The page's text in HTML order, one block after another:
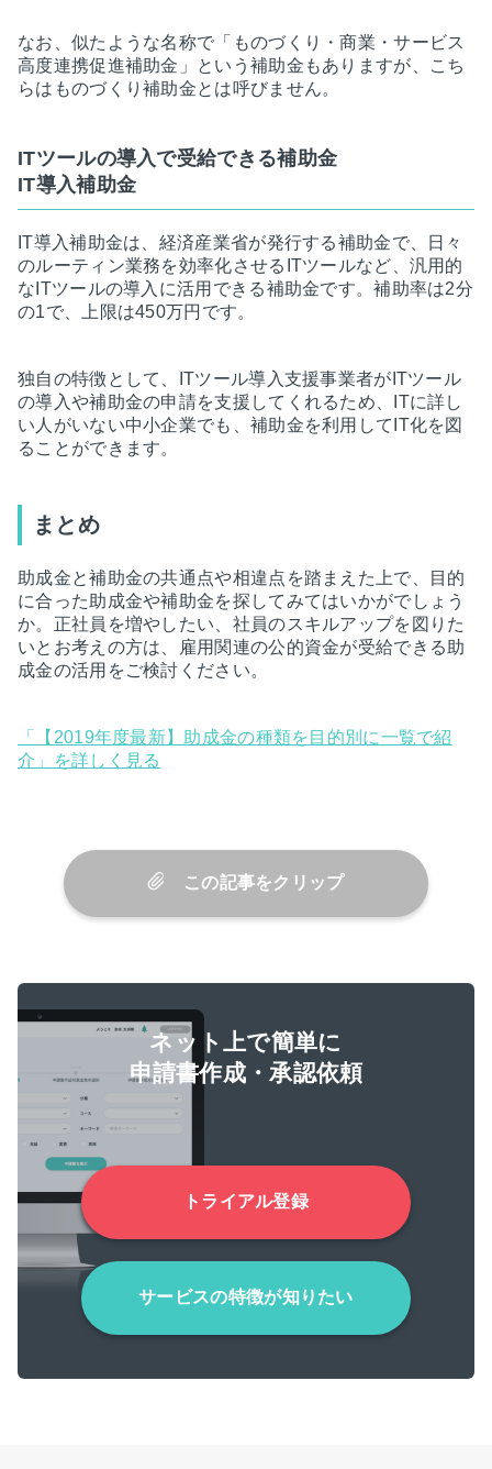
なお、似たような名称で「ものづくり・商業・サービス
高度連携促進補助金」という補助金もありますが、こち
らはものづくり補助金とは呼びません。
ITツールの導入で受給できる補助金
IT導入補助金
IT導入補助金は、経済産業省が発行する補助金で、日々
のルーティン業務を効率化させるITツールなど、汎用的
なITツールの導入に活用できる補助金です。補助率は2分
の1で、上限は450万円です。
独自の特徴として、ITツール導入支援事業者がITツール
の導入や補助金の申請を支援してくれるため、ITに詳し
い人がいない中小企業でも、補助金を利用してIT化を図
ることができます。
まとめ
助成金と補助金の共通点や相違点を踏まえた上で、目的
に合った助成金や補助金を探してみてはいかがでしょう
か。正社員を増やしたい、社員のスキルアップを図りた
いとお考えの方は、雇用関連の公的資金が受給できる助
成金の活用をご検討ください。
「【2019年度最新】助成金の種類を目的別に一覧で紹
介」を詳しく見る
この記事をクリップ
ネット上で簡単に
申請書作成・承認依頼
トライアル登録
サービスの特徴が知りたい